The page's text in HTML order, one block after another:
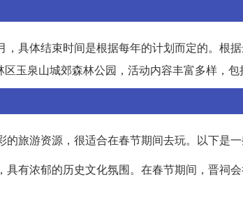
具体结束时间是根据每年的计划而定的。根
玉泉山城郊森林公园，活动内容丰富多样，包
旅游资源，很适合在春节期间去玩。以下是一
有浓郁的历史文化氛围。在春节期间，晋祠